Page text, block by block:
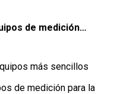
de medición…
más sencillos
de medición para la